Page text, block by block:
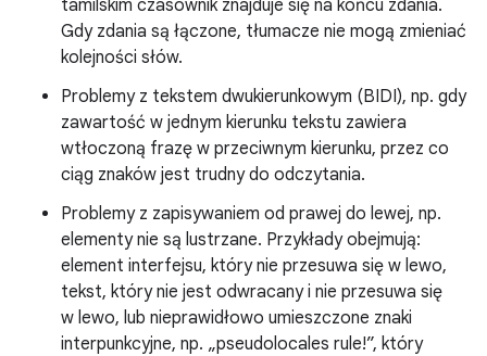
tamilskim czasownik znajduje się na końcu zdania.
Gdy zdania są łączone, tłumacze nie mogą zmieniać
kolejności słów.
Problemy z tekstem dwukierunkowym (BIDI), np. gdy
zawartość w jednym kierunku tekstu zawiera
wtłoczoną frazę w przeciwnym kierunku, przez co
ciąg znaków jest trudny do odczytania.
Problemy z zapisywaniem od prawej do lewej, np.
elementy nie są lustrzane. Przykłady obejmują:
element interfejsu, który nie przesuwa się w lewo,
tekst, który nie jest odwracany i nie przesuwa się
w lewo, lub nieprawidłowo umieszczone znaki
interpunkcyjne, np. „pseudolocales rule!”, który